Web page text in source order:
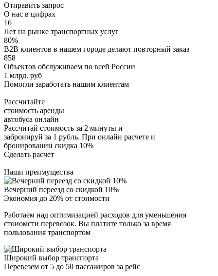
Отправить запрос
О нас в цифрах
16
Лет на рынке транспортных услуг
80%
B2B клиентов в нашем городе делают повторный заказ
858
Объектов обслуживаем по всей России
1 млрд. руб
Помогли заработать нашим клиентам
Рассчитайте
стоимость аренды
автобуса онлайн
Рассчитай стоимость за 2 минуты и
забронируй за 1 рубль. При онлайн расчете и
бронировании скидка 10%
Сделать расчет
Наши преимущества
Вечерний переезд со скидкой 10%
Экономия до 20% от стоимости
Работаем над оптимизацией расходов для уменьшения
стоиомсти перевозок. Вы платите только за время
пользования транспортом
Широкий выбор транспорта
Перевезем от 5 до 50 пассажиров за рейс